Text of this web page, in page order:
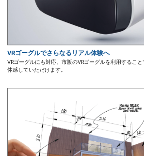
VRゴーグルでさらなるリアル体験へ
VRゴーグルにも対応。市販のVRゴーグルを利用するこ
体感していただけます。